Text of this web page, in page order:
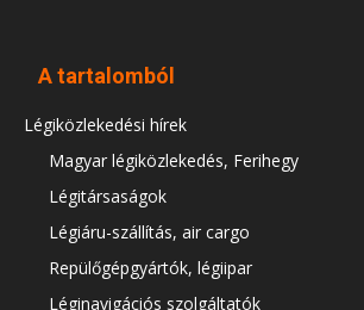
A tartalomból
Légiközlekedési hírek
Magyar légiközlekedés, Ferihegy
Légitársaságok
Légiáru-szállítás, air cargo
Repülőgépgyártók, légiipar
Léginavigációs szolgáltatók